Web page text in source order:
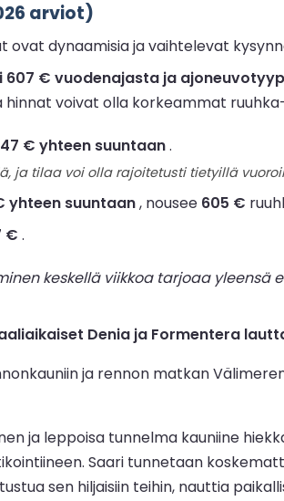
arviot)
dynaamisia ja vaihtelevat
€ vuodenajasta ja
hinnat voivat olla korkeammat
€ yhteen suuntaan.
ja tilaa voi olla rajoitetusti tietyillä
yhteen suuntaan, nousee 605 €
€ .
keskellä viikkoa tarjoaa yleensä
Denia ja Formentera
ja rennon matkan
ja leppoisa tunnelma kauniine
Saari tunnetaan
sen hiljaisiin teihin, nauttia